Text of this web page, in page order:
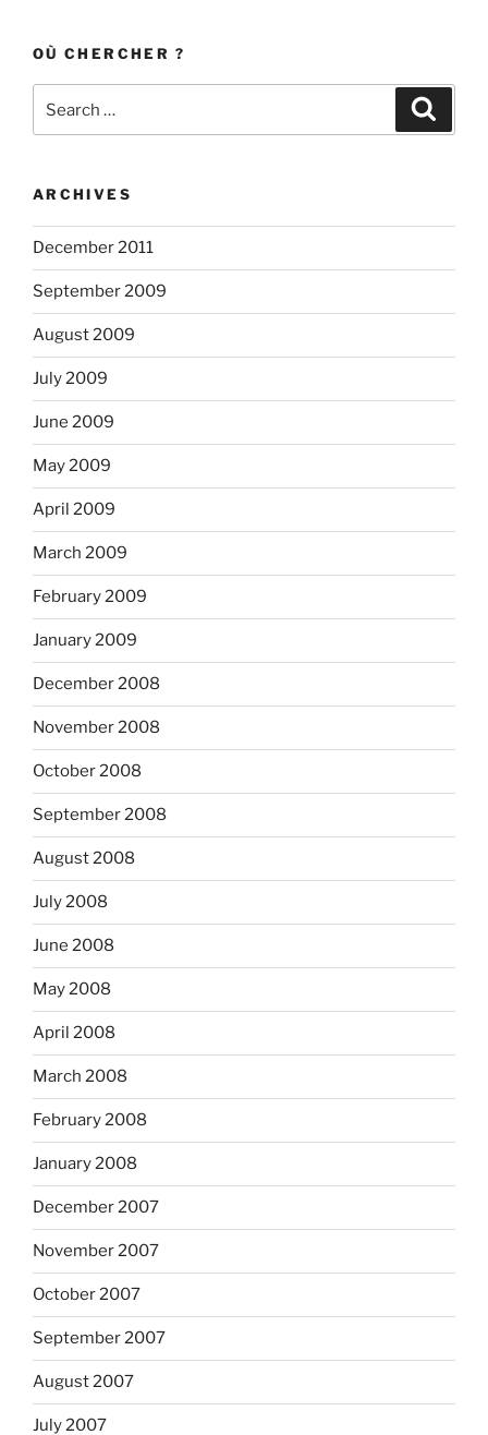
OÙ CHERCHER ?
for:
ARCHIVES
December 2011
September 2009
August 2009
July 2009
June 2009
May 2009
April 2009
March 2009
February 2009
January 2009
December 2008
November 2008
October 2008
September 2008
August 2008
July 2008
June 2008
May 2008
April 2008
March 2008
February 2008
January 2008
December 2007
November 2007
October 2007
September 2007
August 2007
July 2007